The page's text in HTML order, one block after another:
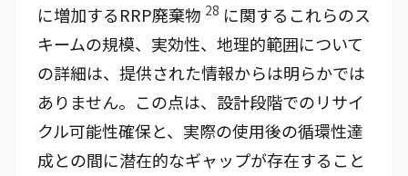
に増加するRRP廃棄物 28 に関するこれらのス
キームの規模、実効性、地理的範囲について
の詳細は、提供された情報からは明らかでは
ありません。この点は、設計段階でのリサイ
クル可能性確保と、実際の使用後の循環性達
成との間に潜在的なギャップが存在すること